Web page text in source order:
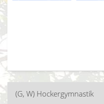
(G, W) Hockergymnastik